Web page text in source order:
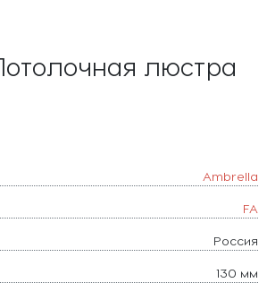
люстра
Ambrella
FA
Россия
130 мм